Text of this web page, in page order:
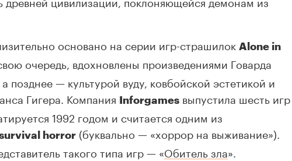
основано на серии игр-страшилок Alone in
очередь, вдохновлены произведениями Говарда
позднее — культурой вуду, ковбойской эстетикой и
Гигера. Компания Inforgames выпустила шесть игр
1992 годом и считается одним из
horror (буквально — «хоррор на выживание»).
такого типа игр — «Обитель зла».